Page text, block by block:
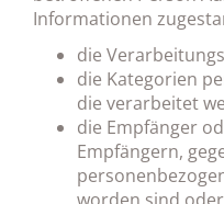
Informationen
die
die Kategorien
die verarbeitet
die Empfänger
Empfängern,